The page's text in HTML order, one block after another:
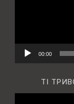
00:00
ТІ